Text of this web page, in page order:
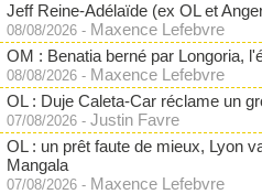
Jeff Reine-Adélaïde (ex OL et
08/08/2026 - Maxence Lefebvre
OM : Benatia berné par Longoria,
08/08/2026 - Maxence Lefebvre
OL : Duje Caleta-Car réclame un
07/08/2026 - Justin Favre
OL : un prêt faute de mieux, Lyon
Mangala
07/08/2026 - Maxence Lefebvre